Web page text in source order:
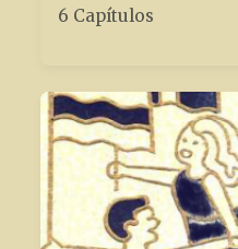
6 Capítulos